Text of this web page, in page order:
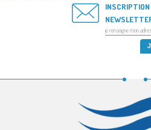
INSCRIPTION